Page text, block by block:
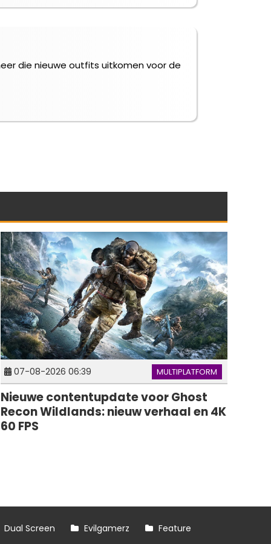
die nieuwe outfits uitkomen voor de
07-08-2026 06:39 MULTIPLATFORM
Nieuwe contentupdate voor Ghost
Recon Wildlands: nieuw verhaal en 4K
60 FPS
Dual Screen Evilgamerz
Feature